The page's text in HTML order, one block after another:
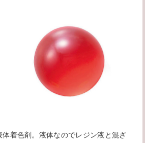
体着色剤。液体なのでレジン液と混ざ